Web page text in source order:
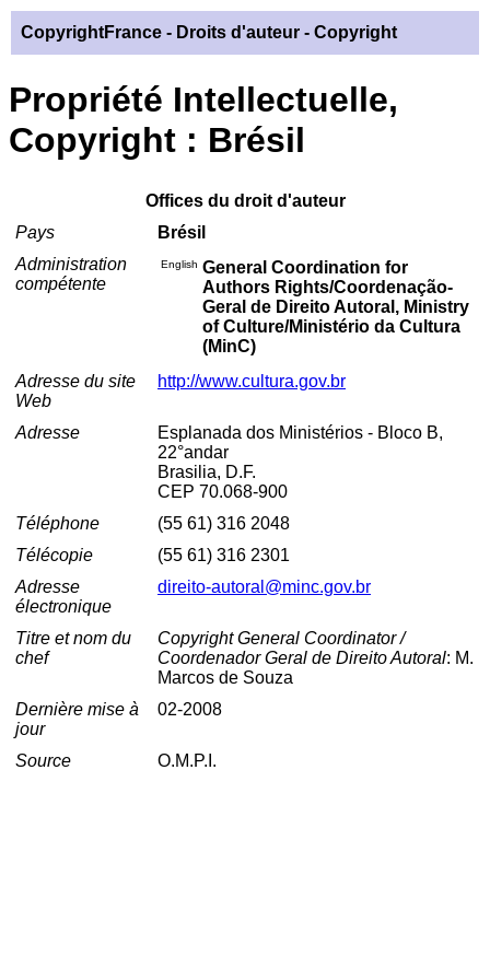
CopyrightFrance - Droits d'auteur - Copyright
Propriété Intellectuelle,
Copyright : Brésil
Offices du droit d'auteur
Pays
Brésil
Administration
compétente
English General Coordination for
Authors Rights/Coordenação-
Geral de Direito Autoral, Ministry
of Culture/Ministério da Cultura
(MinC)
Adresse du site
Web
http://www.cultura.gov.br
Adresse
Esplanada dos Ministérios - Bloco B,
22°andar
Brasilia, D.F.
CEP 70.068-900
Téléphone
(55 61) 316 2048
Télécopie
(55 61) 316 2301
Adresse
électronique
direito-autoral@minc.gov.br
Titre et nom du
chef
Copyright General Coordinator /
Coordenador Geral de Direito Autoral: M.
Marcos de Souza
Dernière mise à
jour
02-2008
Source O.M.P.I.